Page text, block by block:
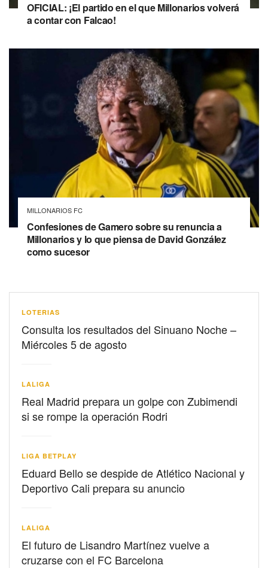
OFICIAL: ¡El partido en el que Millonarios volverá
a contar con Falcao!
MILLONARIOS FC
Confesiones de Gamero sobre su renuncia a
Millonarios y lo que piensa de David González
como sucesor
LOTERIAS
Consulta los resultados del Sinuano Noche –
Miércoles 5 de agosto
LALIGA
Real Madrid prepara un golpe con Zubimendi
si se rompe la operación Rodri
LIGA BETPLAY
Eduard Bello se despide de Atlético Nacional y
Deportivo Cali prepara su anuncio
LALIGA
El futuro de Lisandro Martínez vuelve a
cruzarse con el FC Barcelona